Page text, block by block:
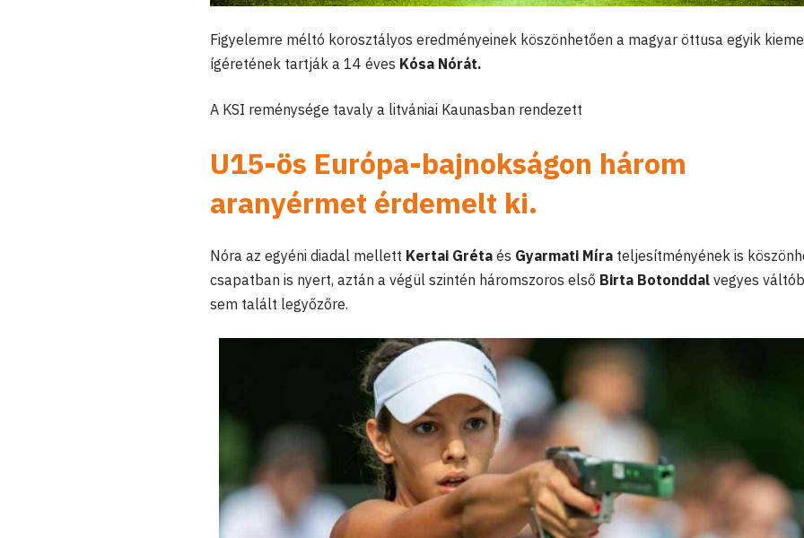
Figyelemre méltó korosztályos eredményeinek köszönhetően a magyar öttusa egyik
ígéretének tartják a 14 éves Kósa Nórát.
A KSI reménysége tavaly a litvániai Kaunasban rendezett
U15-ös Európa-bajnokságon három
aranyérmet érdemelt ki.
Nóra az egyéni diadal mellett Kertai Gréta és Gyarmati Míra teljesítményének is
csapatban is nyert, aztán a végül szintén háromszoros első Birta Botonddal vegyes
sem talált legyőzőre.